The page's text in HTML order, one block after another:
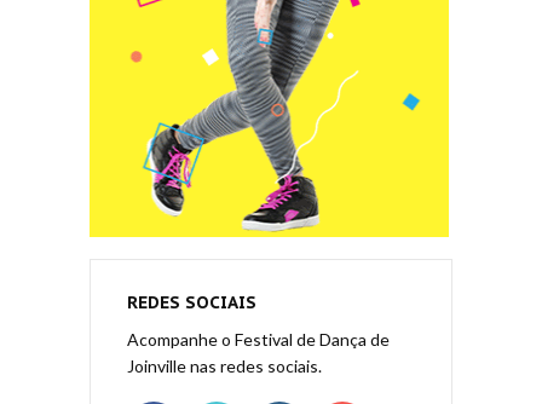
REDES SOCIAIS
Acompanhe o Festival de Dança de
Joinville nas redes sociais.